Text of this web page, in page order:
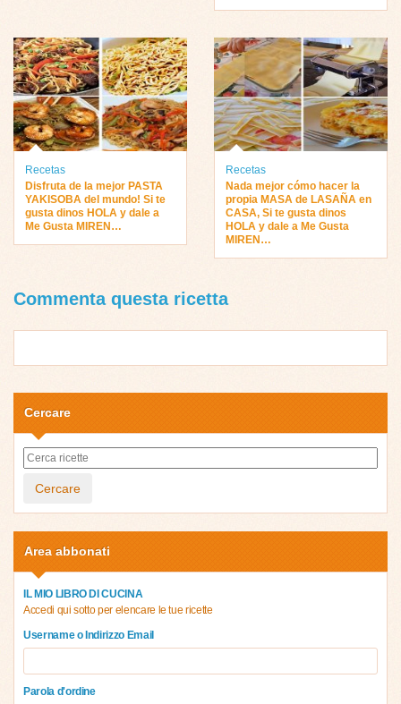
Recetas
Disfruta de la mejor PASTA
YAKISOBA del mundo! Si te
gusta dinos HOLA y dale a
Me Gusta MIREN…
Recetas
Nada mejor cómo hacer la
propia MASA de LASAÑA en
CASA, Si te gusta dinos
HOLA y dale a Me Gusta
MIREN…
Commenta questa ricetta
Cercare
Cercare
Area abbonati
IL MIO LIBRO DI CUCINA
Accedi qui sotto per elencare le tue ricette
Username o Indirizzo Email
Parola d'ordine